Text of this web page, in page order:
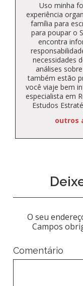
Uso minha
experiência
família para
para poupar o
encontra
necessidades
análises
também estão
você viaje bem
especialista em
Estudos
outros
O seu
Campos
Comentário